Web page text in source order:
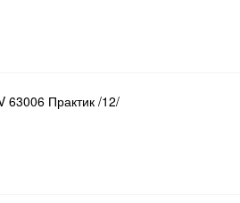
63006 Практик /12/